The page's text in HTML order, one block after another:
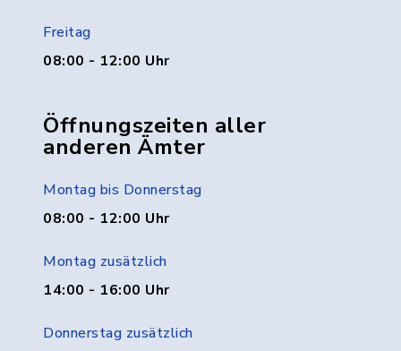
Freitag
08:00 - 12:00 Uhr
Öffnungszeiten aller
anderen Ämter
Montag bis Donnerstag
08:00 - 12:00 Uhr
Montag zusätzlich
14:00 - 16:00 Uhr
Donnerstag zusätzlich